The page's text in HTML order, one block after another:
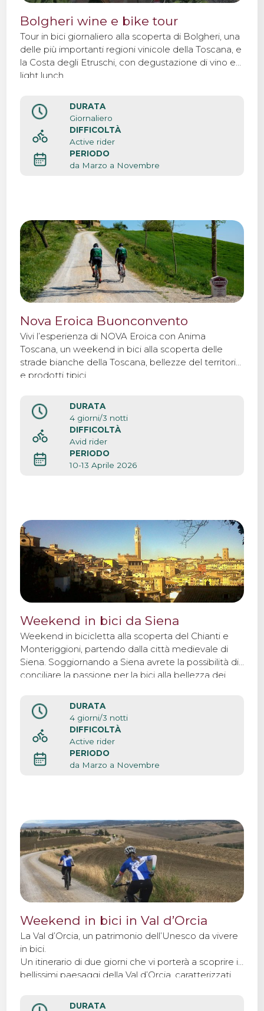
Bolgheri wine e bike tour
Tour in bici giornaliero alla scoperta di Bolgheri, una
delle più importanti regioni vinicole della Toscana, e
la Costa degli Etruschi, con degustazione di vino e
light lunch.
DURATA
Giornaliero
DIFFICOLTÀ
Active rider
PERIODO
da Marzo a Novembre
Nova Eroica Buonconvento
Vivi l’esperienza di NOVA Eroica con Anima
Toscana, un weekend in bici alla scoperta delle
strade bianche della Toscana, bellezze del territorio
e prodotti tipici.
DURATA
4 giorni/3 notti
DIFFICOLTÀ
Avid rider
PERIODO
10-13 Aprile 2026
Weekend in bici da Siena
Weekend in bicicletta alla scoperta del Chianti e
Monteriggioni, partendo dalla città medievale di
Siena. Soggiornando a Siena avrete la possibilità di
conciliare la passione per la bici alla bellezza dei
questa città medievale.
DURATA
4 giorni/3 notti
DIFFICOLTÀ
Active rider
PERIODO
da Marzo a Novembre
Weekend in bici in Val d’Orcia
La Val d’Orcia, un patrimonio dell’Unesco da vivere
in bici.
Un itinerario di due giorni che vi porterà a scoprire i
bellissimi paesaggi della Val d’Orcia, caratterizzati
DURATA